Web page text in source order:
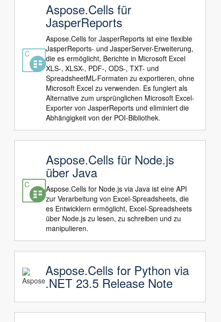
Aspose.Cells für
JasperReports
Aspose.Cells for JasperReports ist eine flexible
JasperReports- und JasperServer-Erweiterung,
die es ermöglicht, Berichte in Microsoft Excel
XLS-, XLSX-, PDF-, ODS-, TXT- und
SpreadsheetML-Formaten zu exportieren, ohne
Microsoft Excel zu verwenden. Es fungiert als
Alternative zum ursprünglichen Microsoft Excel-
Exporter von JasperReports und eliminiert die
Abhängigkeit von der POI-Bibliothek.
Aspose.Cells für Node.js
über Java
Aspose.Cells for Node.js via Java ist eine API
zur Verarbeitung von Excel-Spreadsheets, die
es Entwicklern ermöglicht, Excel-Spreadsheets
über Node.js zu lesen, zu schreiben und zu
manipulieren.
Aspose.Cells for Python via
.NET 23.5 Release Note